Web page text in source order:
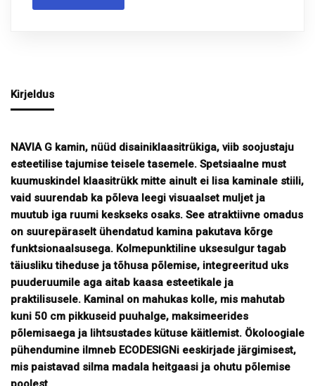
Kirjeldus
NAVIA G kamin, nüüd disainiklaasitrükiga, viib soojustaju
esteetilise tajumise teisele tasemele. Spetsiaalne must
kuumuskindel klaasitrükk mitte ainult ei lisa kaminale stiili,
vaid suurendab ka põleva leegi visuaalset muljet ja
muutub iga ruumi keskseks osaks. See atraktiivne omadus
on suurepäraselt ühendatud kamina pakutava kõrge
funktsionaalsusega. Kolmepunktiline uksesulgur tagab
täiusliku tiheduse ja tõhusa põlemise, integreeritud uks
puuderuumile aga aitab kaasa esteetikale ja
praktilisusele. Kaminal on mahukas kolle, mis mahutab
kuni 50 cm pikkuseid puuhalge, maksimeerides
põlemisaega ja lihtsustades kütuse käitlemist. Ökoloogiale
pühendumine ilmneb ECODESIGNi eeskirjade järgimisest,
mis paistavad silma madala heitgaasi ja ohutu põlemise